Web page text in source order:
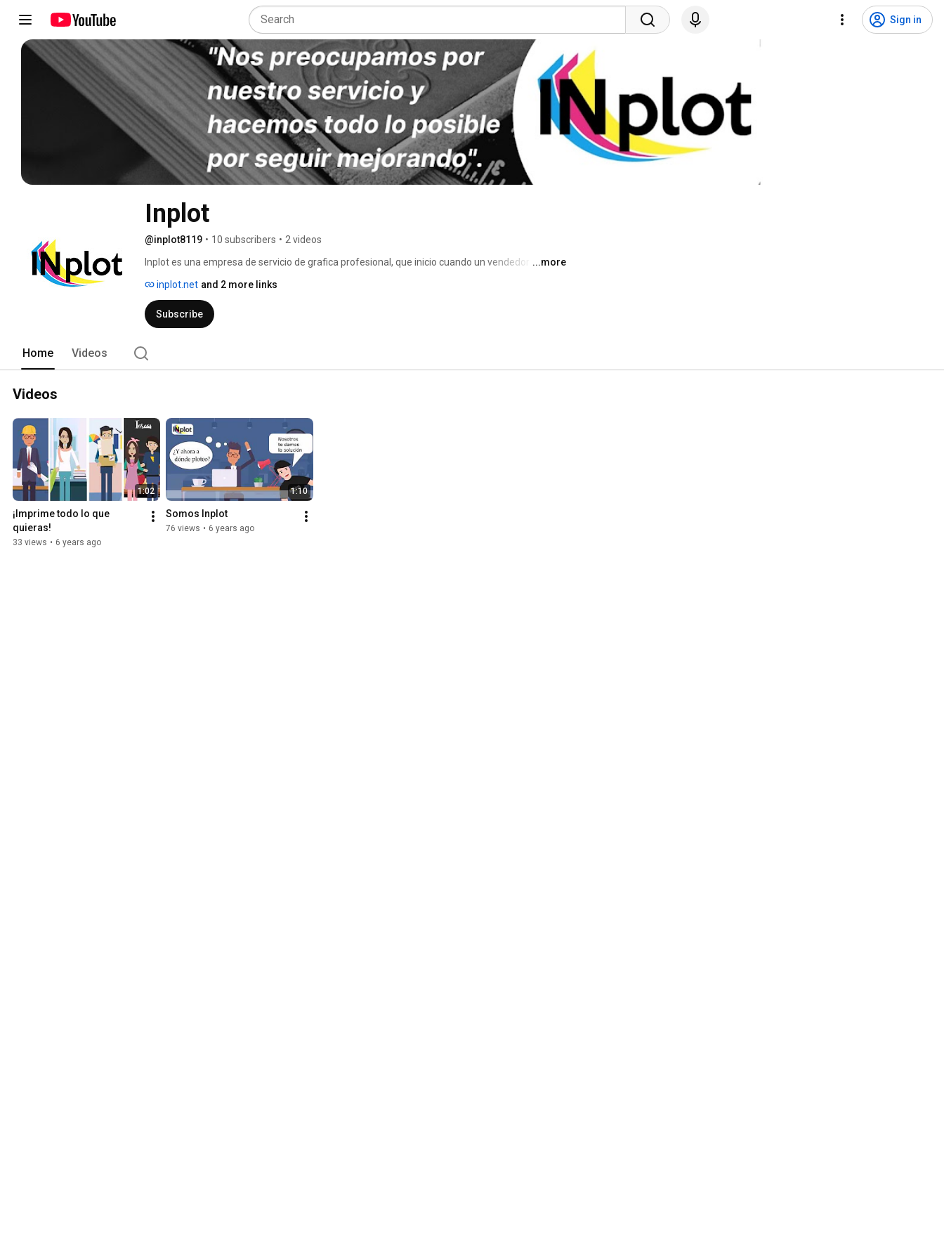
Sign in
Inplot
@inplot8119 • 10 subscribers • 2 videos
Inplot es una empresa de servicio de grafica profesional, que inicio cuando un vendedor de
esbozaron como debería ser un servicio de este tipo, reflexionaron acerca de los deficientes
procesos de comunicación con los clientes, la falta de soporte técnico y la escasez de
empresas que olvidan fácilmente que su servicio es la presentación cumbre, que todo
...more
inplot.net and 2 more links
Subscribe
Home Videos
Videos
1:02
¡Imprime todo lo que
quieras!
33 views • 6 years ago
1:10
Somos Inplot
76 views • 6 years ago